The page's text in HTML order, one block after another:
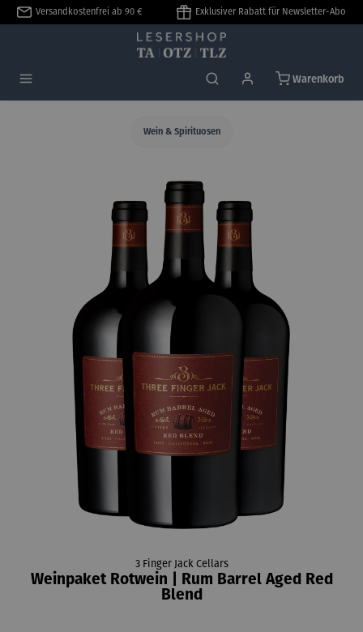
springen
Versandkostenfrei ab 90 € Exklusiver Rabatt für Newsletter-Abo
Warenkorb
Wein & Spirituosen
3 Finger Jack Cellars
Weinpaket Rotwein | Rum Barrel Aged Red
Blend